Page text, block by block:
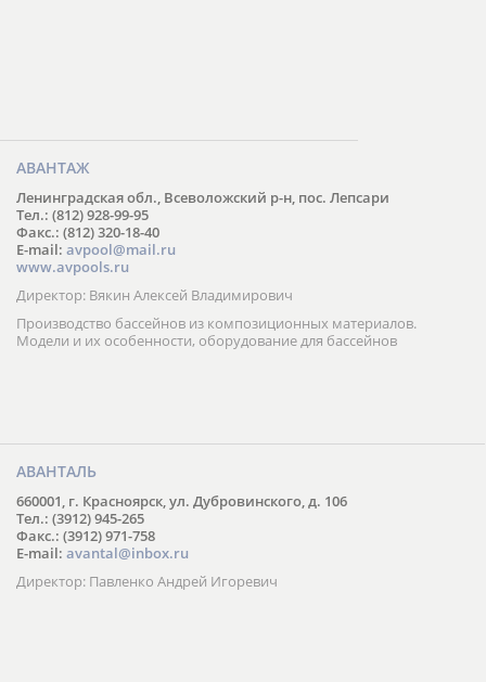
АВАНТАЖ
Ленинградская обл., Всеволожский р-н, пос. Лепсари
Тел.: (812) 928-99-95
Факс.: (812) 320-18-40
E-mail: avpool@mail.ru
www.avpools.ru
Директор: Вякин Алексей Владимирович
Производство бассейнов из композиционных материалов.
Модели и их особенности, оборудование для бассейнов
АВАНТАЛЬ
660001, г. Красноярск, ул. Дубровинского, д. 106
Тел.: (3912) 945-265
Факс.: (3912) 971-758
E-mail: avantal@inbox.ru
Директор: Павленко Андрей Игоревич